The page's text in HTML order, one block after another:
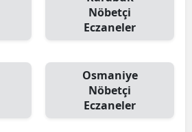
Nöbetçi
Eczaneler
Osmaniye
Nöbetçi
Eczaneler